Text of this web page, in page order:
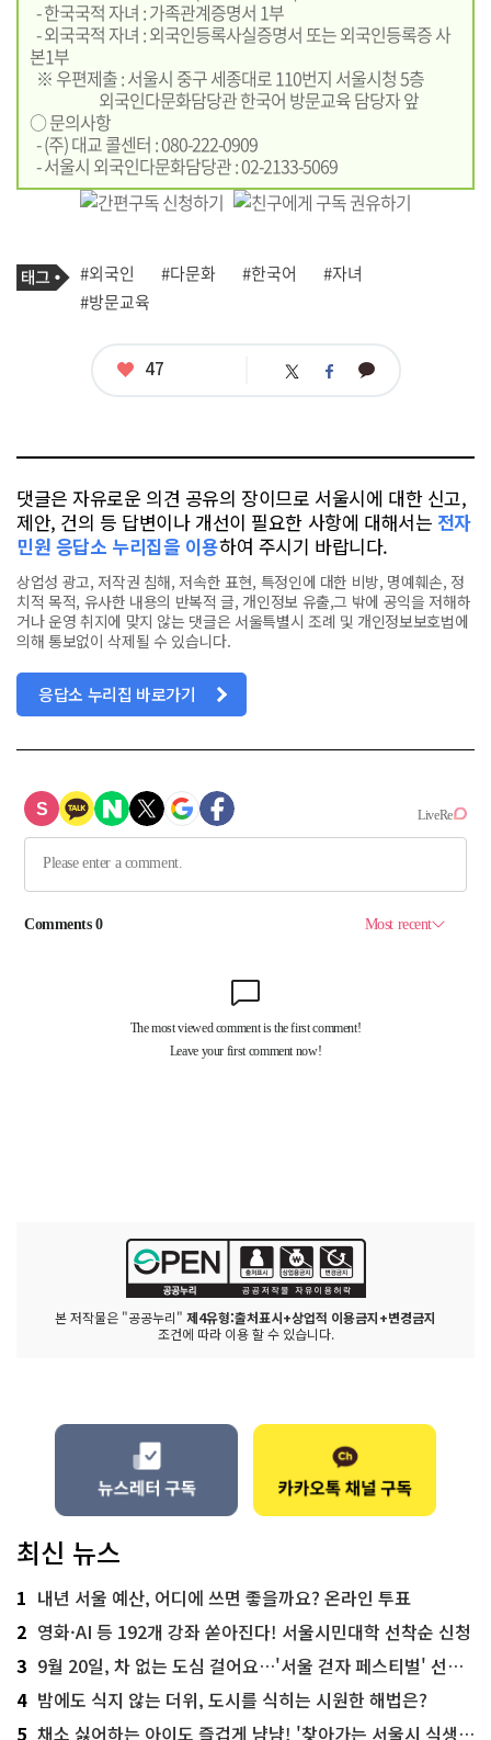
- 한국국적 자녀 : 가족관계증명서 1부
- 외국국적 자녀 : 외국인등록사실증명서 또는 외국인등록증 사
본1부
※ 우편제출 : 서울시 중구 세종대로 110번지 서울시청 5층
외국인다문화담당관 한국어 방문교육 담당자 앞
○ 문의사항
- (주) 대교 콜센터 : 080-222-0909
- 서울시 외국인다문화담당관 : 02-2133-5069
기
사
관
련
태
그
#외국인 #다문화 #한국어
#자녀
#방문교육
좋
47 트 페 카
댓글은 자유로운 의견 공유의 장이므로 서울시에 대한 신고,
제안, 건의 등 답변이나 개선이 필요한 사항에 대해서는 전자
민원 응답소 누리집을 이용하여 주시기 바랍니다.
상업성 광고, 저작권 침해, 저속한 표현, 특정인에 대한 비방, 명예훼손, 정
치적 목적, 유사한 내용의 반복적 글, 개인정보 유출,그 밖에 공익을 저해하
거나 운영 취지에 맞지 않는 댓글은 서울특별시 조례 및 개인정보보호법에
의해 통보없이 삭제될 수 있습니다.
응답소 누리집 바로가기
본 저작물은 "공공누리" 제4유형:출처표시+상업적 이용금지+변경금지
조건에 따라 이용 할 수 있습니다.
최신 뉴스
1 내년 서울 예산, 어디에 쓰면 좋을까요? 온라인 투표
2 영화·AI 등 192개 강좌 쏟아진다! 서울시민대학 선착순 신청
3 9월 20일, 차 없는 도심 걸어요…'서울 걷자 페스티벌' 선착순 5천명
4 밤에도 식지 않는 더위, 도시를 식히는 시원한 해법은?
5 채소 싫어하는 아이도 즐겁게 냠냠! '찾아가는 서울시 식생활 교육' 현장